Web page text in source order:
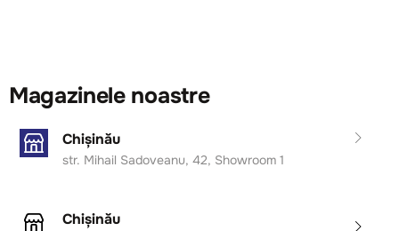
Magazinele noastre
Chișinău
str. Mihail Sadoveanu, 42, Showroom 1
Chișinău